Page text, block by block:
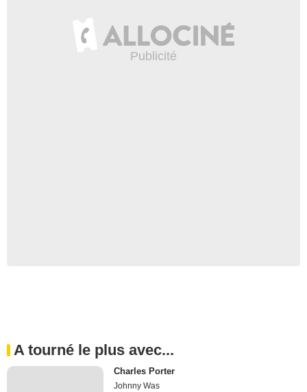
A tourné le plus avec...
Charles Porter
Johnny Was